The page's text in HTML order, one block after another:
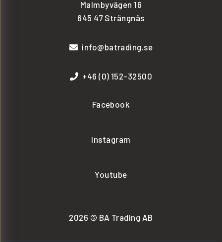
Malmbyvägen 16
645 47 Strängnäs
info@batrading.se
+46 (0) 152-32500
Facebook
Instagram
Youtube
2026 © BA Trading AB